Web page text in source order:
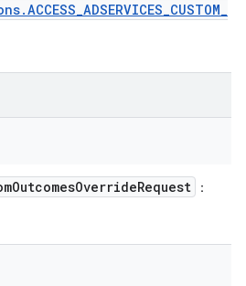
OutcomesOverrideRequest
：